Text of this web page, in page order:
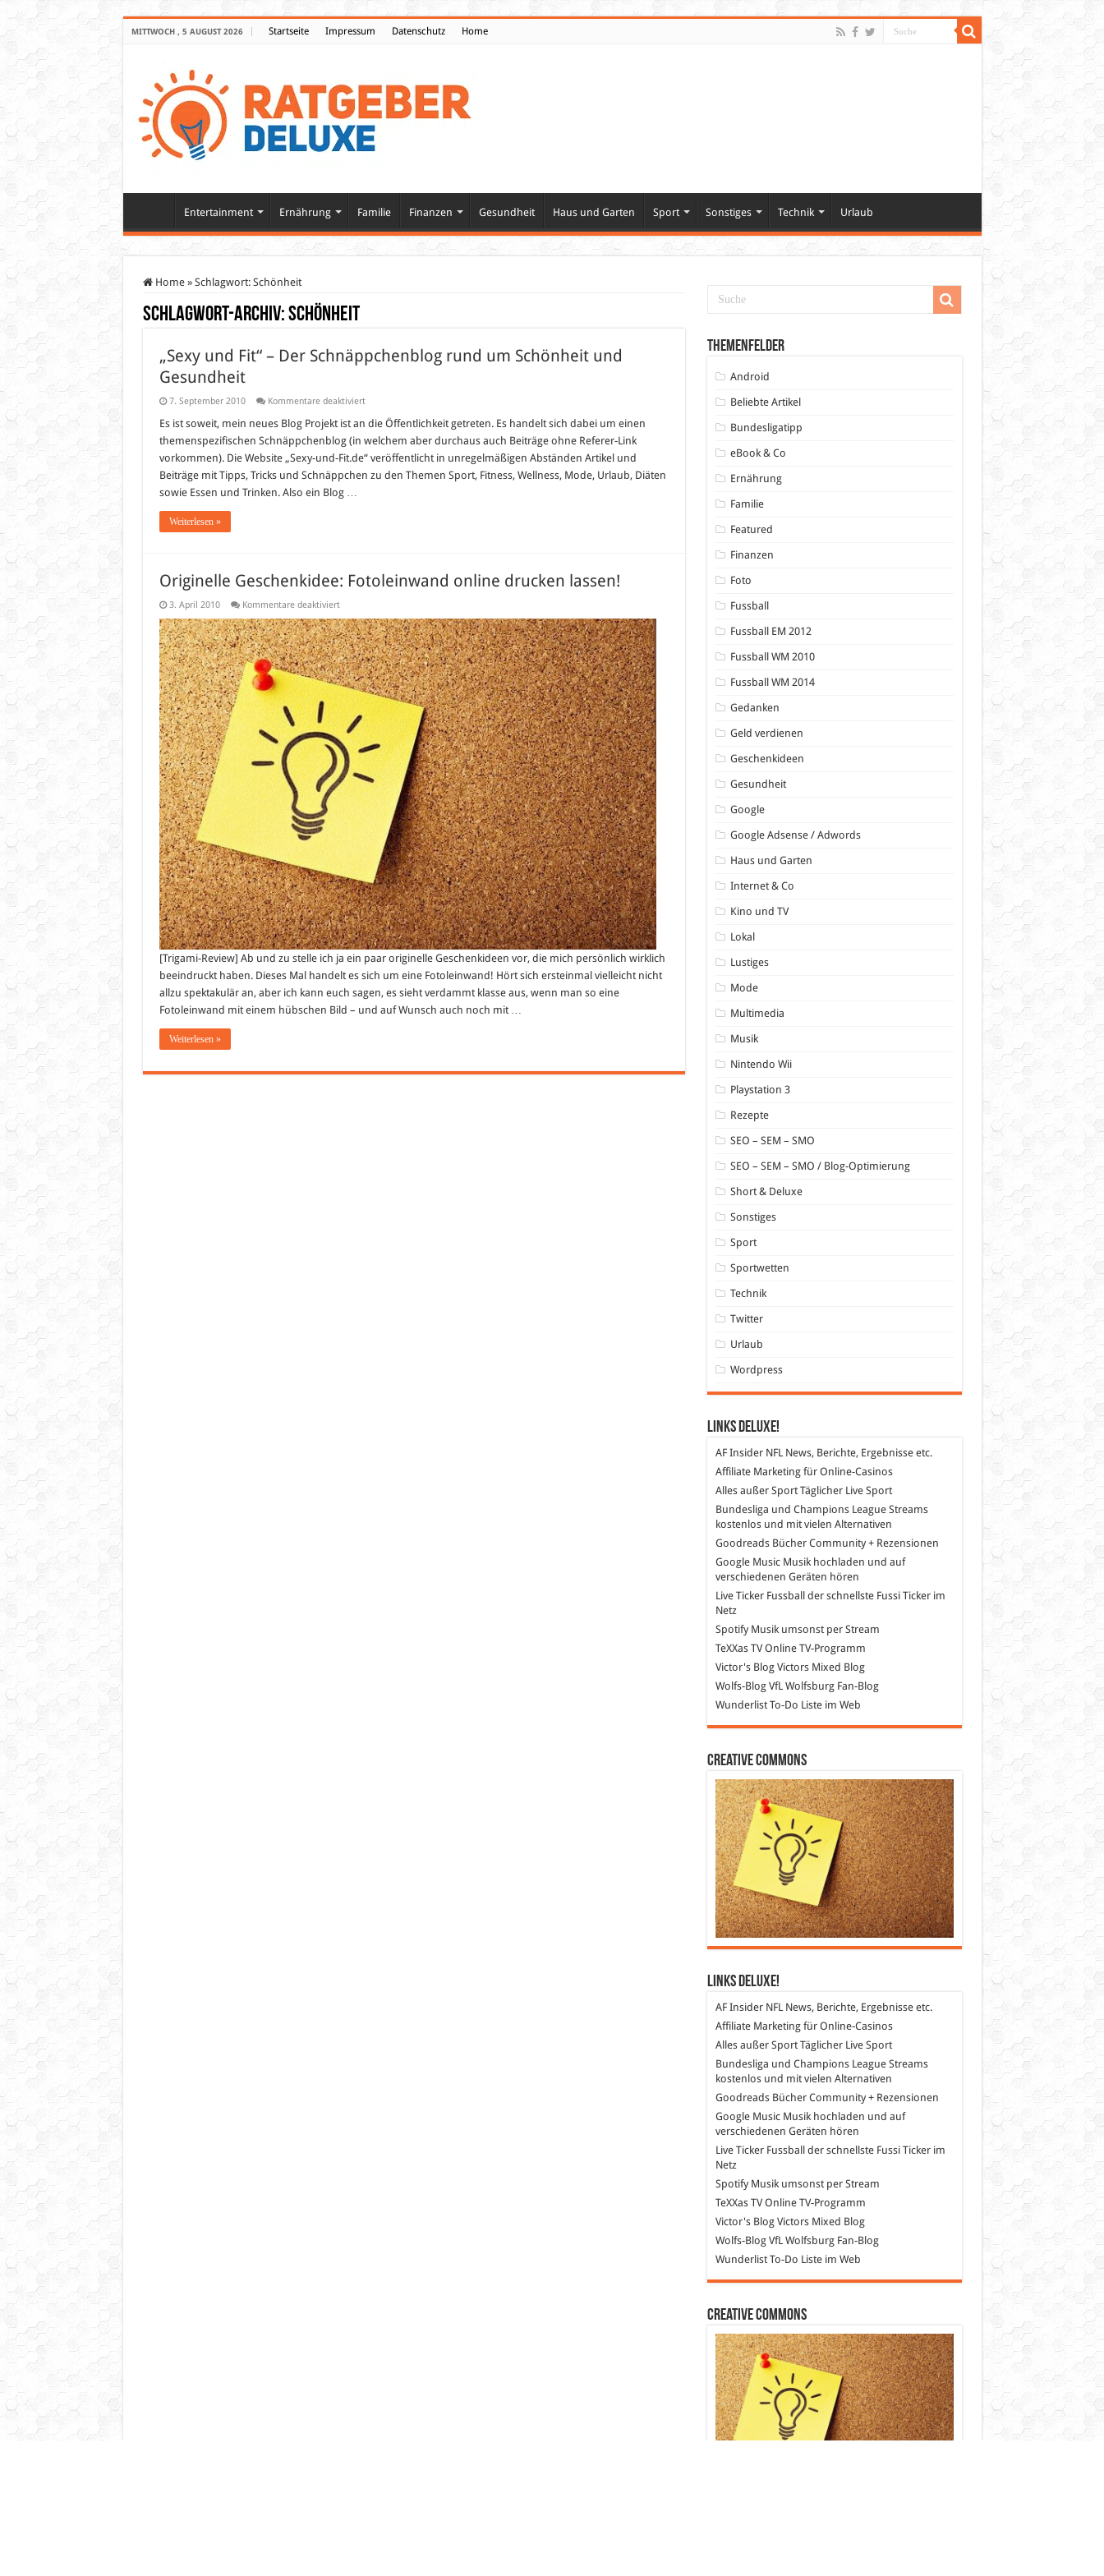
MITTWOCH , 5 AUGUST 2026 Startseite Impressum Datenschutz Home
Entertainment Ernährung Familie Finanzen Gesundheit Haus und Garten Sport Sonstiges Technik Urlaub
Home » Schlagwort: Schönheit
Schlagwort-Archiv:Schönheit
„Sexy und Fit“ – Der Schnäppchenblog rund um Schönheit und
Gesundheit
7. September 2010 Kommentare deaktiviertfür
und
–
Der
Schnäppchenblog
rund
Es ist soweit, mein neues Blog Projekt ist an die Öffentlichkeit getreten. Es handelt sich dabei um einen
themenspezifischen Schnäppchenblog (in welchem aber durchaus auch Beiträge ohne Referer-Link
vorkommen). Die Website „Sexy-und-Fit.de“ veröffentlicht in unregelmäßigen Abständen Artikel und
Beiträge mit Tipps, Tricks und Schnäppchen zu den Themen Sport, Fitness, Wellness, Mode, Urlaub, Diäten
sowie Essen und Trinken. Also ein Blog …
Weiterlesen »
Originelle Geschenkidee: Fotoleinwand online drucken lassen!
3. April 2010 Kommentare deaktiviertfür
Geschenkidee:
Fotoleinwand
online
drucken
lassen!
[Trigami-Review] Ab und zu stelle ich ja ein paar originelle Geschenkideen vor, die mich persönlich wirklich
beeindruckt haben. Dieses Mal handelt es sich um eine Fotoleinwand! Hört sich ersteinmal vielleicht nicht
allzu spektakulär an, aber ich kann euch sagen, es sieht verdammt klasse aus, wenn man so eine
Fotoleinwand mit einem hübschen Bild – und auf Wunsch auch noch mit …
Weiterlesen »
Themenfelder
Android
Beliebte Artikel
Bundesligatipp
eBook & Co
Ernährung
Familie
Featured
Finanzen
Foto
Fussball
Fussball EM 2012
Fussball WM 2010
Fussball WM 2014
Gedanken
Geld verdienen
Geschenkideen
Gesundheit
Google
Google Adsense / Adwords
Haus und Garten
Internet & Co
Kino und TV
Lokal
Lustiges
Mode
Multimedia
Musik
Nintendo Wii
Playstation 3
Rezepte
SEO – SEM – SMO
SEO – SEM – SMO / Blog-Optimierung
Short & Deluxe
Sonstiges
Sport
Sportwetten
Technik
Twitter
Urlaub
Wordpress
Links DeLuXe!
AF InsiderNFL News, Berichte, Ergebnisse etc.
Affiliate Marketingfür Online-Casinos
Alles außer SportTäglicher Live Sport
Bundesliga und Champions League Streams
kostenlos und mit vielen Alternativen
GoodreadsBücher Community + Rezensionen
Google MusicMusik hochladen und auf
verschiedenen Geräten hören
Live Ticker Fussball
der schnellste Fussi Ticker im
Netz
SpotifyMusik umsonst per Stream
TeXXas TVOnline TV-Programm
Victor's BlogVictors Mixed Blog
Wolfs-BlogVfL Wolfsburg Fan-Blog
WunderlistTo-Do Liste im Web
Creative Commons
Links DeLuXe!
AF InsiderNFL News, Berichte, Ergebnisse etc.
Affiliate Marketingfür Online-Casinos
Alles außer SportTäglicher Live Sport
Bundesliga und Champions League Streams
kostenlos und mit vielen Alternativen
GoodreadsBücher Community + Rezensionen
Google MusicMusik hochladen und auf
verschiedenen Geräten hören
Live Ticker Fussball
der schnellste Fussi Ticker im
Netz
SpotifyMusik umsonst per Stream
TeXXas TVOnline TV-Programm
Victor's BlogVictors Mixed Blog
Wolfs-BlogVfL Wolfsburg Fan-Blog
WunderlistTo-Do Liste im Web
Creative Commons